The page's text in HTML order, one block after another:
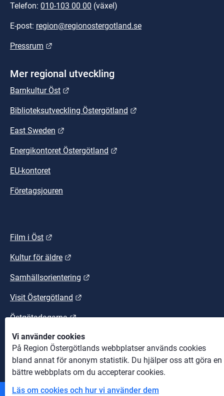
Vi använder cookies
På Region Östergötlands webbplatser används cookies
bland annat för anonym statistik. Du hjälper oss att göra en
bättre webbplats om du accepterar cookies.
Läs om cookies och hur vi använder dem
Telefon: 010-103 00 00 (växel)
E-post: region@regionostergotland.se
Pressrum
Mer regional utveckling
Barnkultur Öst
Biblioteksutveckling Östergötland
East Sweden
Energikontoret Östergötland
EU-kontoret
Företagsjouren
Film i Öst
Kultur för äldre
Samhällsorientering
Visit Östergötland
Östgötadagarna Länk till annan webbplats.
Östgötaleden Länk till annan webbplats.